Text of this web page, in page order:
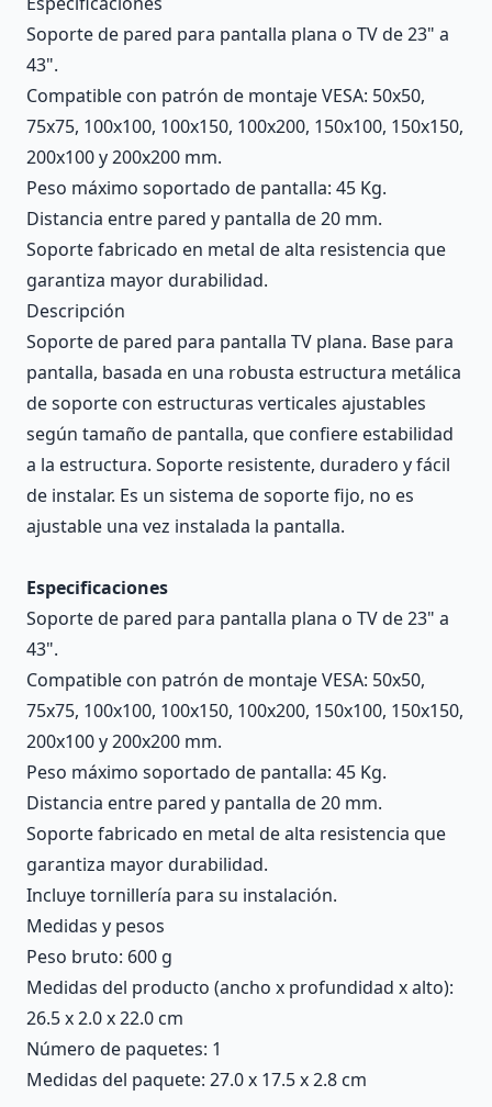
Soporte de pared para pantalla plana o TV de 23" a
43".
Compatible con patrón de montaje VESA: 50x50,
75x75, 100x100, 100x150, 100x200, 150x100, 150x150,
200x100 y 200x200 mm.
Peso máximo soportado de pantalla: 45 Kg.
Distancia entre pared y pantalla de 20 mm.
Soporte fabricado en metal de alta resistencia que
garantiza mayor durabilidad.
Descripción
Soporte de pared para pantalla TV plana. Base para
pantalla, basada en una robusta estructura metálica
de soporte con estructuras verticales ajustables
según tamaño de pantalla, que confiere estabilidad
a la estructura. Soporte resistente, duradero y fácil
de instalar. Es un sistema de soporte fijo, no es
ajustable una vez instalada la pantalla.
Especificaciones
Soporte de pared para pantalla plana o TV de 23" a
43".
Compatible con patrón de montaje VESA: 50x50,
75x75, 100x100, 100x150, 100x200, 150x100, 150x150,
200x100 y 200x200 mm.
Peso máximo soportado de pantalla: 45 Kg.
Distancia entre pared y pantalla de 20 mm.
Soporte fabricado en metal de alta resistencia que
garantiza mayor durabilidad.
Incluye tornillería para su instalación.
Medidas y pesos
Peso bruto: 600 g
Medidas del producto (ancho x profundidad x alto):
26.5 x 2.0 x 22.0 cm
Número de paquetes: 1
Medidas del paquete: 27.0 x 17.5 x 2.8 cm